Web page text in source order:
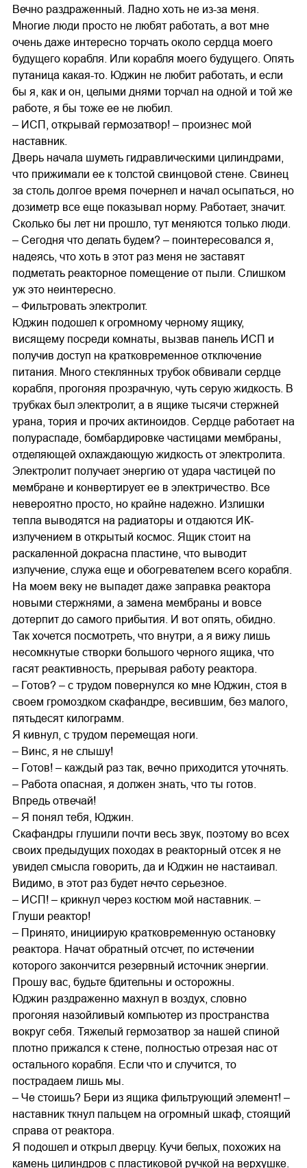
Вечно раздраженный. Ладно хоть не из-за меня.
Многие люди просто не любят работать, а вот мне
очень даже интересно торчать около сердца моего
будущего корабля. Или корабля моего будущего. Опять
путаница какая-то. Юджин не любит работать, и если
бы я, как и он, целыми днями торчал на одной и той же
работе, я бы тоже ее не любил.
– ИСП, открывай гермозатвор! – произнес мой
наставник.
Дверь начала шуметь гидравлическими цилиндрами,
что прижимали ее к толстой свинцовой стене. Свинец
за столь долгое время почернел и начал осыпаться, но
дозиметр все еще показывал норму. Работает, значит.
Сколько бы лет ни прошло, тут меняются только люди.
– Сегодня что делать будем? – поинтересовался я,
надеясь, что хоть в этот раз меня не заставят
подметать реакторное помещение от пыли. Слишком
уж это неинтересно.
– Фильтровать электролит.
Юджин подошел к огромному черному ящику,
висящему посреди комнаты, вызвав панель ИСП и
получив доступ на кратковременное отключение
питания. Много стеклянных трубок обвивали сердце
корабля, прогоняя прозрачную, чуть серую жидкость. В
трубках был электролит, а в ящике тысячи стержней
урана, тория и прочих актиноидов. Сердце работает на
полураспаде, бомбардировке частицами мембраны,
отделяющей охлаждающую жидкость от электролита.
Электролит получает энергию от удара частицей по
мембране и конвертирует ее в электричество. Все
невероятно просто, но крайне надежно. Излишки
тепла выводятся на радиаторы и отдаются ИК-
излучением в открытый космос. Ящик стоит на
раскаленной докрасна пластине, что выводит
излучение, служа еще и обогревателем всего корабля.
На моем веку не выпадет даже заправка реактора
новыми стержнями, а замена мембраны и вовсе
дотерпит до самого прибытия. И вот опять, обидно.
Так хочется посмотреть, что внутри, а я вижу лишь
несомкнутые створки большого черного ящика, что
гасят реактивность, прерывая работу реактора.
– Готов? – с трудом повернулся ко мне Юджин, стоя в
своем громоздком скафандре, весившим, без малого,
пятьдесят килограмм.
Я кивнул, с трудом перемещая ноги.
– Винс, я не слышу!
– Готов! – каждый раз так, вечно приходится уточнять.
– Работа опасная, я должен знать, что ты готов.
Впредь отвечай!
– Я понял тебя, Юджин.
Скафандры глушили почти весь звук, поэтому во всех
своих предыдущих походах в реакторный отсек я не
увидел смысла говорить, да и Юджин не настаивал.
Видимо, в этот раз будет нечто серьезное.
– ИСП! – крикнул через костюм мой наставник. –
Глуши реактор!
– Принято, инициирую кратковременную остановку
реактора. Начат обратный отсчет, по истечении
которого закончится резервный источник энергии.
Прошу вас, будьте бдительны и осторожны.
Юджин раздраженно махнул в воздух, словно
прогоняя назойливый компьютер из пространства
вокруг себя. Тяжелый гермозатвор за нашей спиной
плотно прижался к стене, полностью отрезая нас от
остального корабля. Если что и случится, то
пострадаем лишь мы.
– Че стоишь? Бери из ящика фильтрующий элемент! –
наставник ткнул пальцем на огромный шкаф, стоящий
справа от реактора.
Я подошел и открыл дверцу. Кучи белых, похожих на
камень цилиндров с пластиковой ручкой на верхушке.